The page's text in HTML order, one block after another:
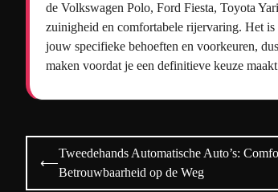
de Volkswagen Polo, Ford Fiesta, Toyota
zuinigheid en comfortabele rijervaring. Het
jouw specifieke behoeften en voorkeuren,
maken voordat je een definitieve keuze
Bericht
navigatie
⟵
Tweedehands Automatische Auto’s:
Betrouwbaarheid op de Weg